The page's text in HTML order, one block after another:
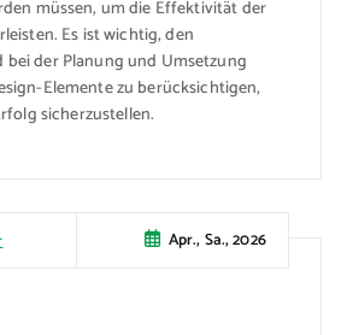
müssen, um die Effektivität der
Es ist wichtig, den
der Planung und Umsetzung
Elemente zu berücksichtigen,
sicherzustellen.
Apr., Sa., 2026